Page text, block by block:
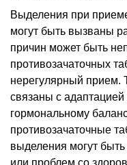
Выделения при
могут быть вызваны
причин может быть
противозачаточных
нерегулярный прием.
связаны с
гормональному
противозачаточные
выделения могут
или проблем со